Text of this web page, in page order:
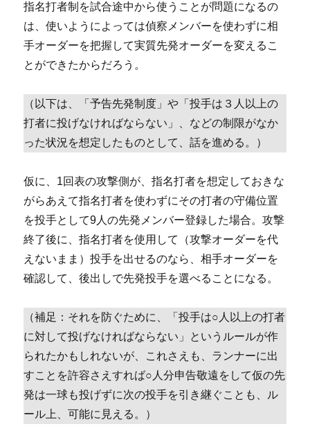
指名打者制を試合途中から使うことが問題になるの
は、使いようによっては偵察メンバーを使わずに相
手オーダーを把握して実質先発オーダーを変えるこ
とができたからだろう。
（以下は、「予告先発制度」や「投手は３人以上の
打者に投げなければならない」、などの制限がなか
った状況を想定したものとして、話を進める。）
仮に、1回表の攻撃側が、指名打者を想定しておきな
がらあえて指名打者を使わずにその打者の守備位置
を投手として9人の先発メンバー登録した場合。攻撃
終了後に、指名打者を使用して（攻撃オーダーを代
えないまま）投手を出せるのなら、相手オーダーを
確認して、後出しで先発投手を選べることになる。
（補足：それを防ぐために、「投手は○人以上の打者
に対して投げなければならない」というルールが作
られたかもしれないが、これさえも、ランナーに出
すことを許容さえすれば○人分申告敬遠をして仮の先
発は一球も投げずに次の投手を引き継ぐことも、ル
ール上、可能に見える。）